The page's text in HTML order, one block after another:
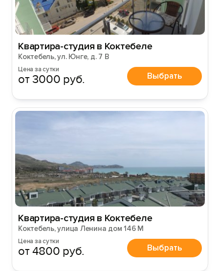
Квартира-студия в Коктебеле
Коктебель, ул. Юнге, д. 7 В
Цена за сутки
от 3000 руб. Выбрать
Квартира-студия в Коктебеле
Коктебель, улица Ленина дом 146 М
Цена за сутки
от 4800 руб. Выбрать
Войти
Войти с помощью